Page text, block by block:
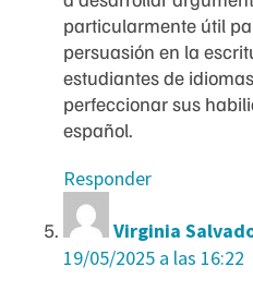
particularmente útil
persuasión en la
estudiantes de
perfeccionar sus
español.
Responder
Virginia
19/05/2025 a las 16:22